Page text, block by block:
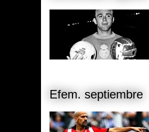
Efem. septiembre